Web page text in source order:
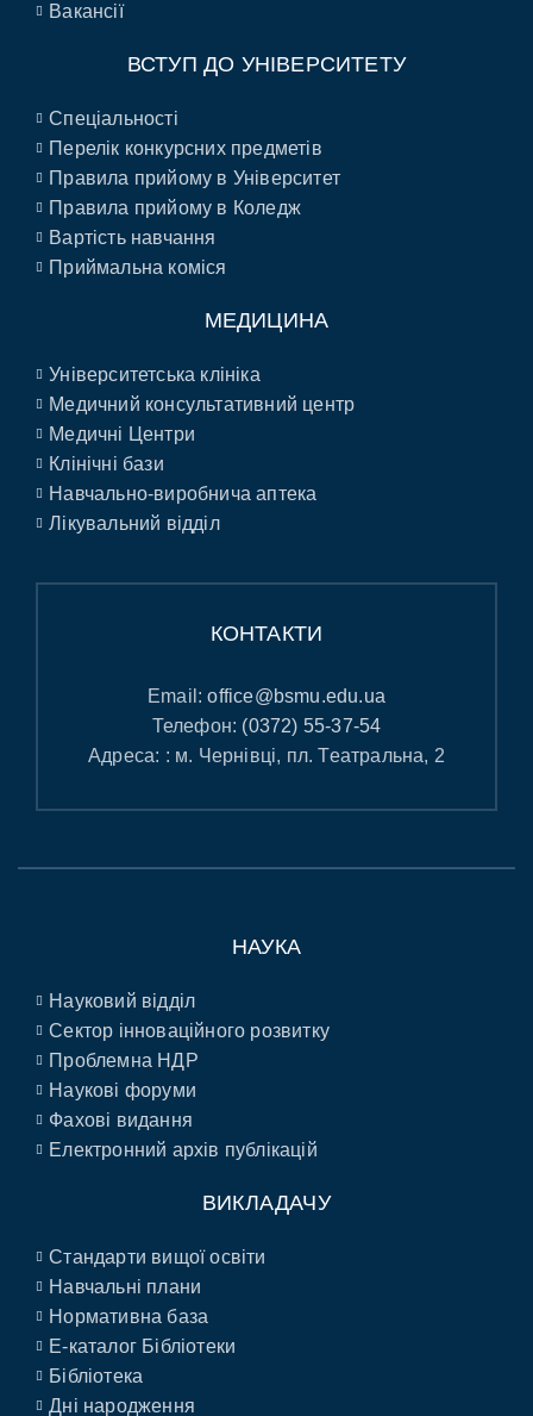
Вакансії
ВСТУП ДО УНІВЕРСИТЕТУ
Спеціальності
Перелік конкурсних предметів
Правила прийому в Університет
Правила прийому в Коледж
Вартість навчання
Приймальна коміся
МЕДИЦИНА
Університетська клініка
Медичний консультативний центр
Медичні Центри
Клінічні бази
Навчально-виробнича аптека
Лікувальний відділ
КОНТАКТИ
Email:office@bsmu.edu.ua
Телефон: (0372) 55-37-54
Адреса: : м. Чернівці, пл. Театральна, 2
НАУКА
Науковий відділ
Сектор інноваційного розвитку
Проблемна НДР
Наукові форуми
Фахові видання
Електронний архів публікацій
ВИКЛАДАЧУ
Стандарти вищої освіти
Навчальні плани
Нормативна база
E-каталог Бібліотеки
Бібліотека
Дні народження